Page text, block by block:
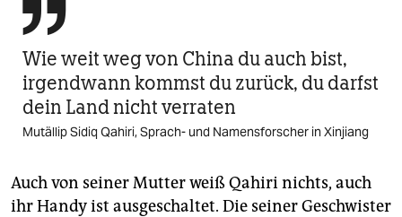

Wie weit weg von China du auch bist,
irgendwann kommst du zurück, du darfst
dein Land nicht verraten
Mutällip Sidiq Qahiri, Sprach- und Namensforscher in Xinjiang
Auch von seiner Mutter weiß Qahiri nichts, auch
ihr Handy ist ausgeschaltet. Die seiner Geschwister